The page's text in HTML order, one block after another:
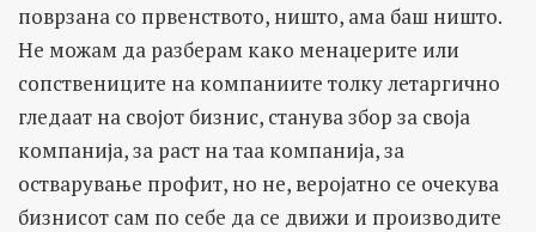
поврзана со првенството, ништо, ама баш ништо.
Не можам да разберам како менаџерите или
сопствениците на компаниите толку летаргично
гледаат на својот бизнис, станува збор за своја
компанија, за раст на таа компанија, за
остварување профит, но не, веројатно се очекува
бизнисот сам по себе да се движи и производите